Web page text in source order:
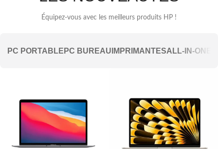
Je découvre
Équipez-vous avec les meilleurs produits HP !
PC PORTABLE PC BUREAU IMPRIMANTESALL-IN-ONE